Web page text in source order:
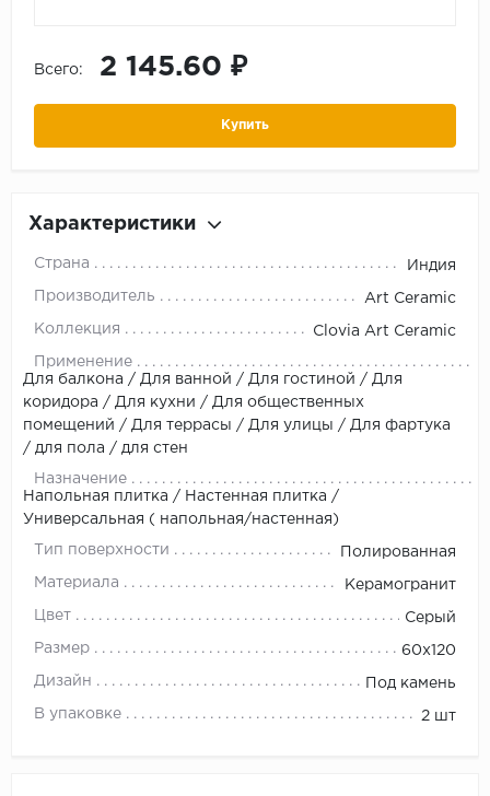
Всего: 2 145.60 ₽
Купить
Характеристики
Страна Индия
Производитель Art Ceramic
Коллекция Clovia Art Ceramic
Применение
Для балкона / Для ванной / Для гостиной / Для
коридора / Для кухни / Для общественных
помещений / Для террасы / Для улицы / Для фартука
/ для пола / для стен
Назначение
Напольная плитка / Настенная плитка /
Универсальная ( напольная/настенная)
Тип поверхности Полированная
Материала Керамогранит
Цвет Серый
Размер 60х120
Дизайн Под камень
В упаковке 2 шт